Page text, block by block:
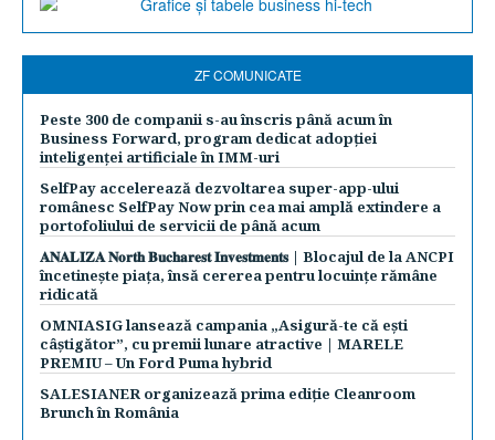
ZF COMUNICATE
Peste 300 de companii s-au înscris până acum în
Business Forward, program dedicat adopției
inteligenței artificiale în IMM-uri
SelfPay accelerează dezvoltarea super-app-ului
românesc SelfPay Now prin cea mai amplă extindere a
portofoliului de servicii de până acum
𝐀𝐍𝐀𝐋𝐈𝐙𝐀 𝐍𝐨𝐫𝐭𝐡 𝐁𝐮𝐜𝐡𝐚𝐫𝐞𝐬𝐭 𝐈𝐧𝐯𝐞𝐬𝐭𝐦𝐞𝐧𝐭𝐬 | Blocajul de la ANCPI
încetinește piața, însă cererea pentru locuințe rămâne
ridicată
OMNIASIG lansează campania „Asigură-te că ești
câștigător”, cu premii lunare atractive | MARELE
PREMIU – Un Ford Puma hybrid
SALESIANER organizează prima ediție Cleanroom
Brunch în România